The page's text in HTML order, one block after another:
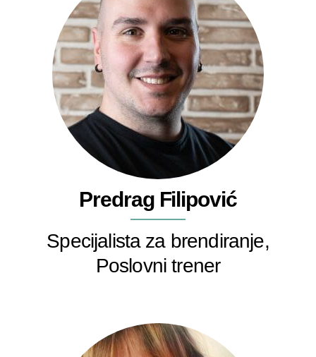
Predrag Filipović
Specijalista za brendiranje,
Poslovni trener